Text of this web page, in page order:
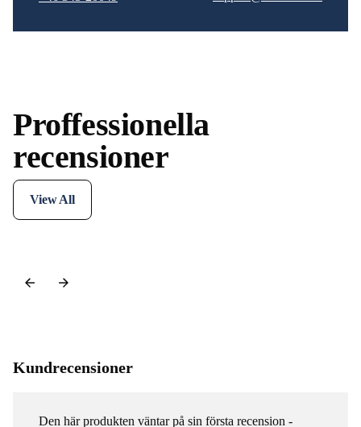
Proffessionella
recensioner
View All
Kundrecensioner
Den här produkten väntar på sin första recension -